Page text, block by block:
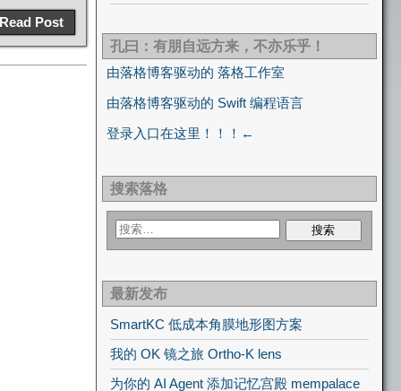
Read Post
孔曰：有朋自远方来，不亦乐乎！
由落格博客驱动的 落格工作室
由落格博客驱动的 Swift 编程语言
登录入口在这里！！！←
搜索落格
最新发布
SmartKC 低成本角膜地形图方案
我的 OK 镜之旅 Ortho-K lens
为你的 AI Agent 添加记忆宫殿 mempalace